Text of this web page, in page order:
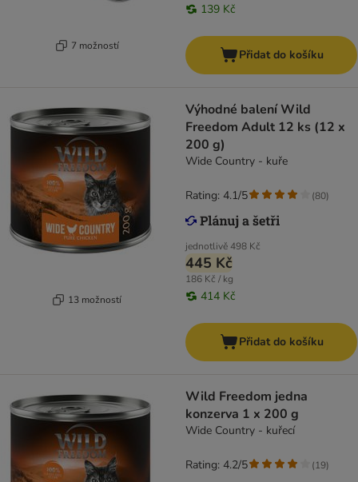
7 možností
139 Kč
Přidat do košíku
13 možností
Výhodné balení Wild
Freedom Adult 12 ks (12 x
200 g)
Wide Country - kuře
jednotlivě498 Kč
445 Kč
186 Kč / kg
414 Kč
Rating: 4.1/5 (80)
Přidat do košíku
Wild Freedom jedna
konzerva 1 x 200 g
Wide Country - kuřecí
Rating: 4.2/5 (19)